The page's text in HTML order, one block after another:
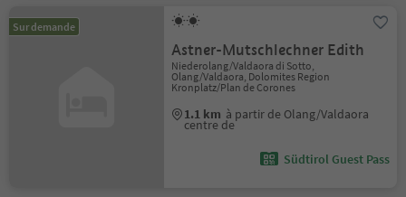
Sur demande
Astner-Mutschlechner Edith
Niederolang/Valdaora di Sotto,
Olang/Valdaora, Dolomites Region
Kronplatz/Plan de Corones
1.1 km à partir de Olang/Valdaora
centre de
Südtirol Guest Pass